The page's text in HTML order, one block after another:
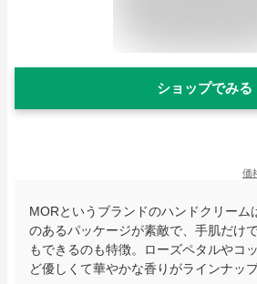
ショップでみる
価
MORというブランドのハンドクリーム
のあるパッケージが素敵で、手肌だけ
もできるのも特徴。ローズペタルやコ
ど優しくて華やかな香りがラインナッ